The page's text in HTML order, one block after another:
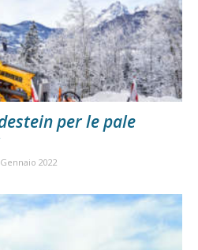
per le pale
2022